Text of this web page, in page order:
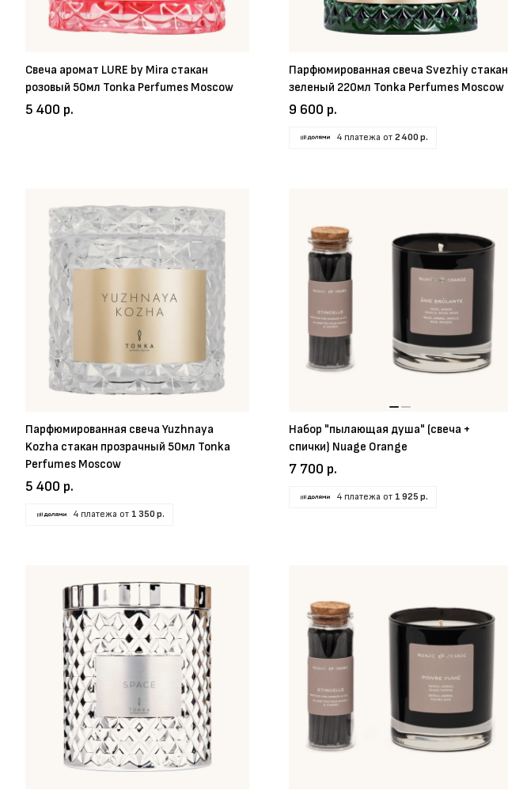
Свеча аромат LURE by Mira стакан
розовый 50мл Tonka Perfumes Moscow
5 400 р.
Парфюмированная свеча Svezhiy стакан
зеленый 220мл Tonka Perfumes Moscow
9 600 р.
4 платежа от 2 400 р.
Парфюмированная свеча Yuzhnaya
Kozha стакан прозрачный 50мл Tonka
Perfumes Moscow
5 400 р.
4 платежа от 1 350 р.
Набор "пылающая душа" (свеча +
спички) Nuage Orange
7 700 р.
4 платежа от 1 925 р.